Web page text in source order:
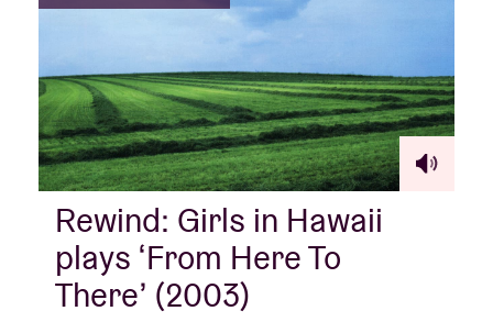
Rewind: Girls in Hawaii
plays ‘From Here To
There’ (2003)